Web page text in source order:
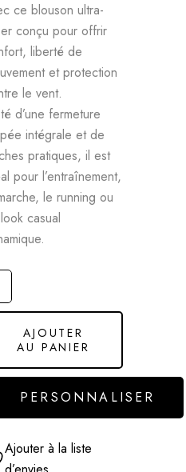
ce blouson ultra-
conçu pour offrir
liberté de
et protection
le vent.
d’une fermeture
intégrale et de
pratiques, il est
pour l’entraînement,
le running ou
casual
AJOUTER
AU PANIER
PERSONNALISER
Ajouter à la liste